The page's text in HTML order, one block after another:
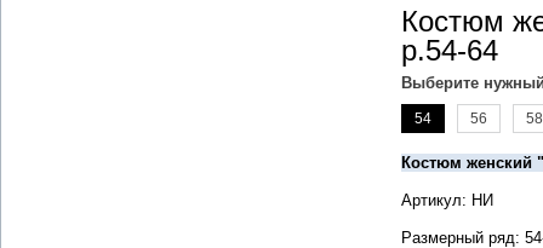
Костюм
р.54-64
Выберите
54 56 58
Костюм женский
Артикул: НИ
Размерный ряд: